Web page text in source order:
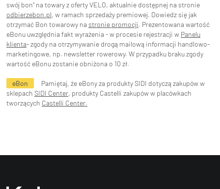
swój bon" na towary z oferty VELO, aktualnie dostępnej na stronie
odbierzebon.pl, w ramach sprzedaży premiowej. Dowiedz się jak
otrzymać Bon towarowy na stronie promocji. Prezentowana wartość
eBonu uwzględnia fakt wyrażenia - w procesie rejestracji w Panelu
klienta- zgody na otrzymywanie drogą mailową informacji handlowo-
marketingowe, np. newsletter rowerowy. W przypadku braku zgody
wartość eBonu zostanie obniżona o 10 zł.
eBon
Pamiętaj, że eBony za produkty SIDI dotyczą zakupów w
sklepach SIDI Center, produkty Castelli zakupów w placówkach
tworzących Castelli Center.